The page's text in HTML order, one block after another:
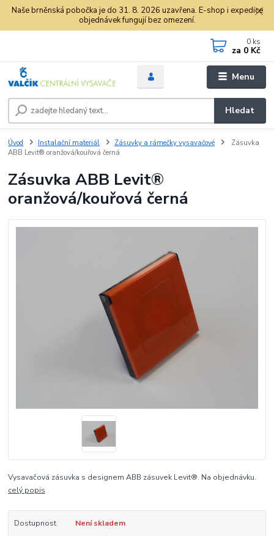
Naše brněnská pobočka je do 31. 8. 2026 uzavřena. E-shop i expedice
objednávek fungují bez omezení.
Menu
Hledat
0 ks
za 0 Kč
Úvod Instalační materiál Zásuvky a rámečky vysavačové
Zásuvka
ABB Levit® oranžová/kouřová černá
Zásuvka ABB Levit®
oranžová/kouřová černá
Vysavačová zásuvka s designem ABB zásuvek Levit®. Na objednávku.
celý popis
Dostupnost Není skladem